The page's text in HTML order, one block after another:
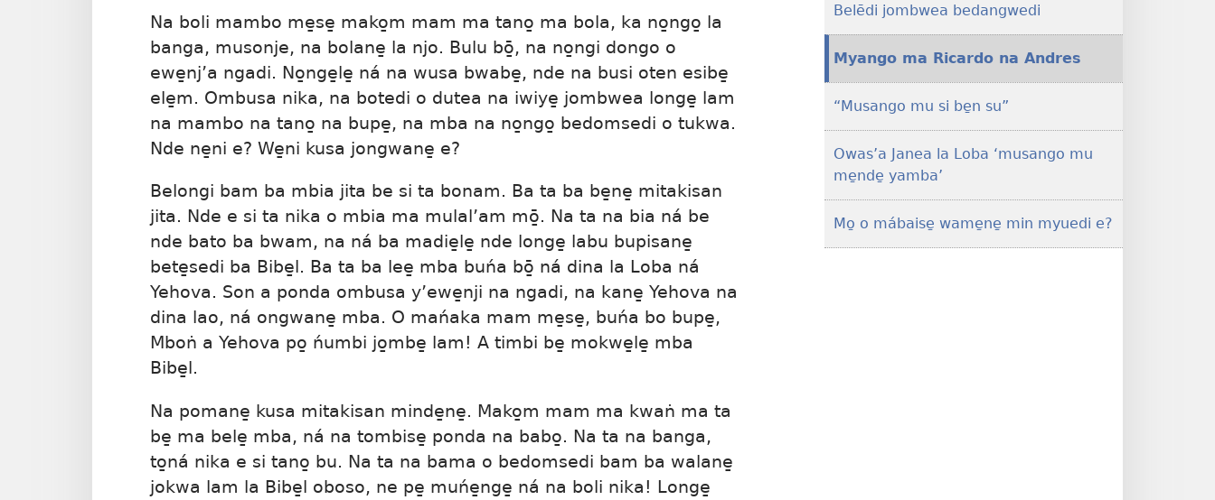
Na boli mambo me̱se̱ mako̱m mam ma tano̱ ma bola, ka no̱ngo̱ la
banga, musonje, na bolane̱ la njo. Bulu bō̱, na no̱ngi dongo o
ewe̱nj’a ngadi. No̱nge̱le̱ ná na wusa bwabe̱, nde na busi oten esibe̱
ele̱m. Ombusa nika, na botedi o dutea na iwiye̱ jombwea longe̱ lam
na mambo na tano̱ na bupe̱, na mba na no̱ngo̱ bedomsedi o tukwa.
Nde ne̱ni e? We̱ni kusa jongwane̱ e?
Belongi bam ba mbia jita be si ta bonam. Ba ta ba be̱ne̱ mitakisan
jita. Nde e si ta nika o mbia ma mulal’am mō̱. Na ta na bia ná be
nde bato ba bwam, na ná ba madie̱le̱ nde longe̱ labu bupisane̱
bete̱sedi ba Bibe̱l. Ba ta ba lee̱ mba buńa bō̱ ná dina la Loba ná
Yehova. Son a ponda ombusa y’ewe̱nji na ngadi, na kane̱ Yehova na
dina lao, ná ongwane̱ mba. O mańaka mam me̱se̱, buńa bo bupe̱,
Mboṅ a Yehova po̱ ńumbi jo̱mbe̱ lam! A timbi be̱ mokwe̱le̱ mba
Bibe̱l.
Na pomane̱ kusa mitakisan minde̱ne̱. Mako̱m mam ma kwaṅ ma ta
be̱ ma bele̱ mba, ná na tombise̱ ponda na babo̱. Na ta na banga,
to̱ná nika e si tano̱ bu. Na ta na bama o bedomsedi bam ba walane̱
jokwa lam la Bibe̱l oboso, ne pe̱ muńe̱nge̱ ná na boli nika! Longe̱
me̱nde̱
be̱ne̱
musango
mbaki
e?
Belēdi jombwea bedangwedi
Myango ma Ricardo na Andres
“Musango mu si be̱n su”
Owas’a Janea la Loba ‘musango mu
me̱nde̱ yamba’
Mo̱ o mábaise̱ wame̱ne̱ min myuedi e?